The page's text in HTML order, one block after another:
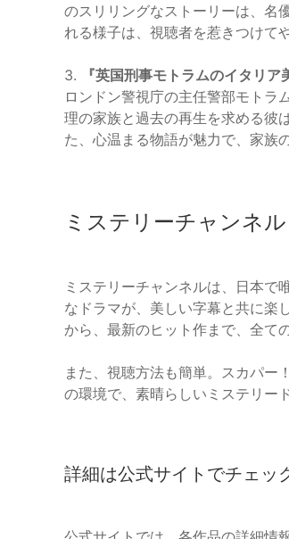
のスリリングなストーリーは、名
れる様子は、視聴者を惹きつけて
3. 『英国刑事モトラムのイタリア
ロンドン警視庁の主任警部モトラ
理の家族と過去の再生を求める彼
た、心温まる物語が魅力で、家族
ミステリーチャンネル
ミステリーチャンネルは、日本で
なドラマが、美しい字幕と共に楽
から、最新のヒット作まで、全て
また、視聴方法も簡単。スカパー
の環境で、素晴らしいミステリー
詳細は公式サイトでチェッ